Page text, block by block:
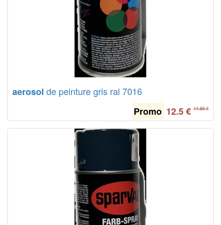
aerosol de peinture gris ral 7016
Promo 12.5€ 14.85 €